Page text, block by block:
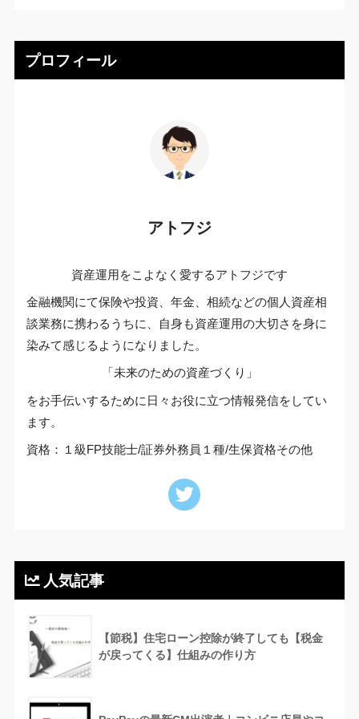
プロフィール
アトフジ
資産運用をこよなく愛するアトフジです
金融機関にて保険や投資、年金、相続などの個人資産相
談業務に携わるうちに、自身も資産運用の大切さを身に
染みて感じるようになりました。
「未来のための資産づくり」
をお手伝いするために日々お役に立つ情報発信をしてい
ます。
資格：１級FP技能士/証券外務員１種/生保資格その他
人気記事
【節税】住宅ローン控除が終了しても【税金
が戻ってくる】仕組みの作り方